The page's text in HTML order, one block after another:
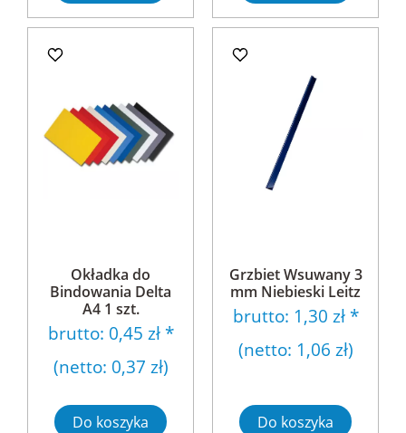
Okładka do
Bindowania Delta
A4 1 szt.
brutto: 0,45 zł*
(netto: 0,37 zł)
Do koszyka
Grzbiet Wsuwany 3
mm Niebieski Leitz
brutto: 1,30 zł*
(netto: 1,06 zł)
Do koszyka